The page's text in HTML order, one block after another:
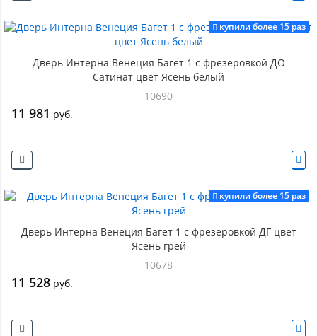
купили более 15 раз
Дверь Интерна Венеция Багет 1 с фрезеровкой ДО
Сатинат цвет Ясень белый
10690
11 981 руб.
купили более 15 раз
Дверь Интерна Венеция Багет 1 с фрезеровкой ДГ цвет
Ясень грей
10678
11 528 руб.